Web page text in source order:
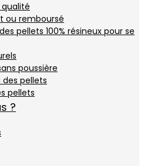
ou remboursé
pellets 100% résineux pour se
poussière
pellets
pellets
?